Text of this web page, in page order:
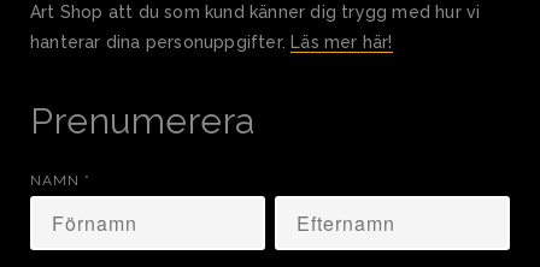
Art Shop att du som kund känner dig trygg med hur vi
hanterar dina personuppgifter. Läs mer här!
Prenumerera
NAMN *